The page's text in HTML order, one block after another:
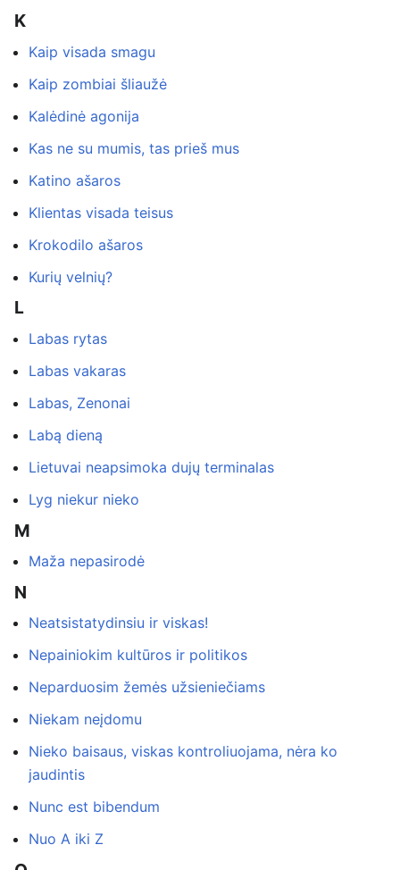
K
Kaip visada smagu
Kaip zombiai šliaužė
Kalėdinė agonija
Kas ne su mumis, tas prieš mus
Katino ašaros
Klientas visada teisus
Krokodilo ašaros
Kurių velnių?
L
Labas rytas
Labas vakaras
Labas, Zenonai
Labą dieną
Lietuvai neapsimoka dujų terminalas
Lyg niekur nieko
M
Maža nepasirodė
N
Neatsistatydinsiu ir viskas!
Nepainiokim kultūros ir politikos
Neparduosim žemės užsieniečiams
Niekam neįdomu
Nieko baisaus, viskas kontroliuojama, nėra ko
jaudintis
Nunc est bibendum
Nuo A iki Z